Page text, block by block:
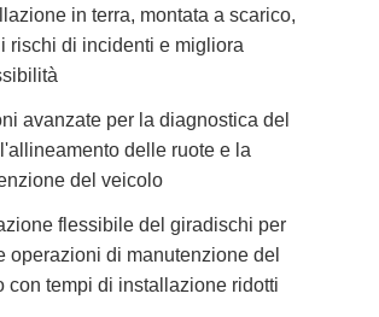
in terra, montata a scarico,
rischi di incidenti e migliora
avanzate per la diagnostica del
delle ruote e la
del veicolo
flessibile del giradischi per
operazioni di manutenzione del
con tempi di installazione ridotti